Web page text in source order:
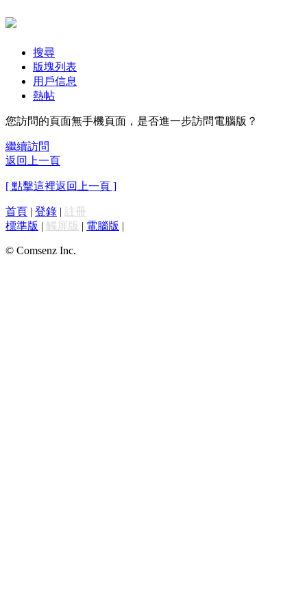
搜尋
版塊列表
用戶信息
熱帖
您訪問的頁面無手機頁面，是否進一步訪問電腦版？
繼續訪問
返回上一頁
[ 點擊這裡返回上一頁 ]
首頁 | 登錄 | 註冊
標準版 | 觸屏版 | 電腦版 |
© Comsenz Inc.